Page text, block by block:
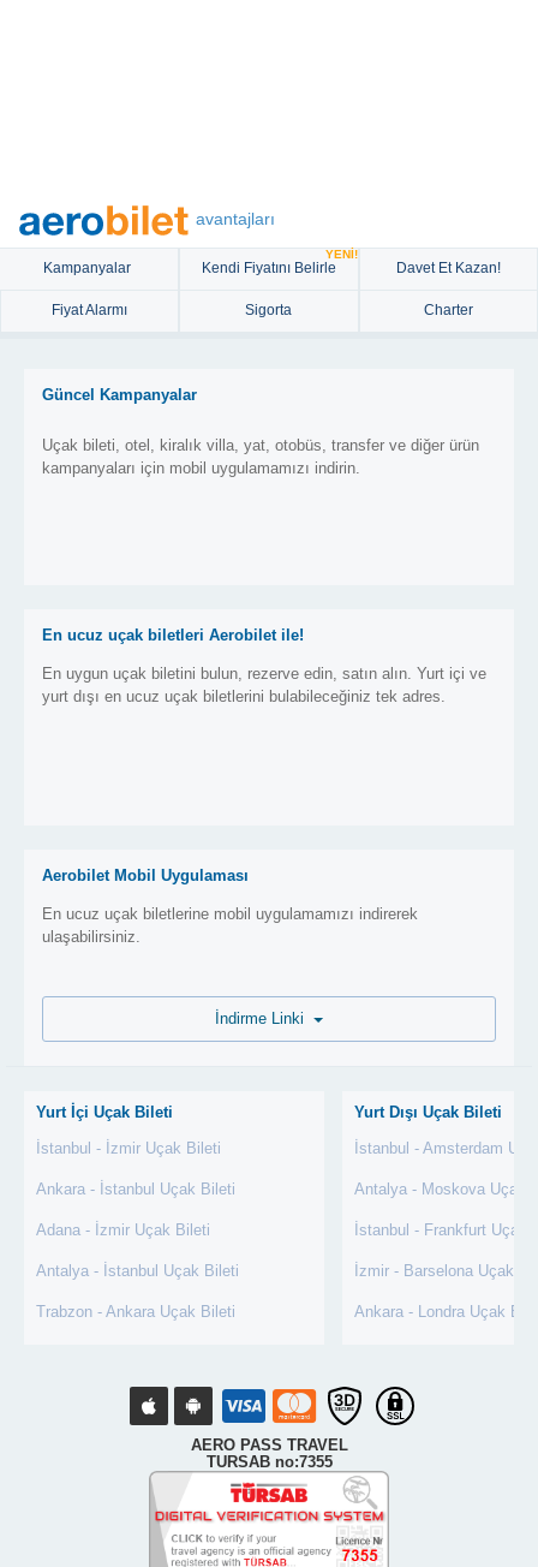
avantajları
Kampanyalar Kendi Fiyatını Belirle
YENİ!
Davet Et Kazan!
Fiyat Alarmı Sigorta Charter
Güncel Kampanyalar
Uçak bileti, otel, kiralık villa, yat, otobüs, transfer ve diğer ürün
kampanyaları için mobil uygulamamızı indirin.
En ucuz uçak biletleri Aerobilet ile!
En uygun uçak biletini bulun, rezerve edin, satın alın. Yurt içi ve
yurt dışı en ucuz uçak biletlerini bulabileceğiniz tek adres.
Aerobilet Mobil Uygulaması
En ucuz uçak biletlerine mobil uygulamamızı indirerek
ulaşabilirsiniz.
Yurt İçi Uçak Bileti
İstanbul - İzmir Uçak Bileti
Ankara - İstanbul Uçak Bileti
Adana - İzmir Uçak Bileti
Antalya - İstanbul Uçak Bileti
Trabzon - Ankara Uçak Bileti
Yurt Dışı Uçak Bileti
İstanbul - Amsterdam
Antalya - Moskova Uçak
İstanbul - Frankfurt Uçak
İzmir - Barselona Uçak
Ankara - Londra Uçak
AERO PASS TRAVEL
TURSAB no:7355